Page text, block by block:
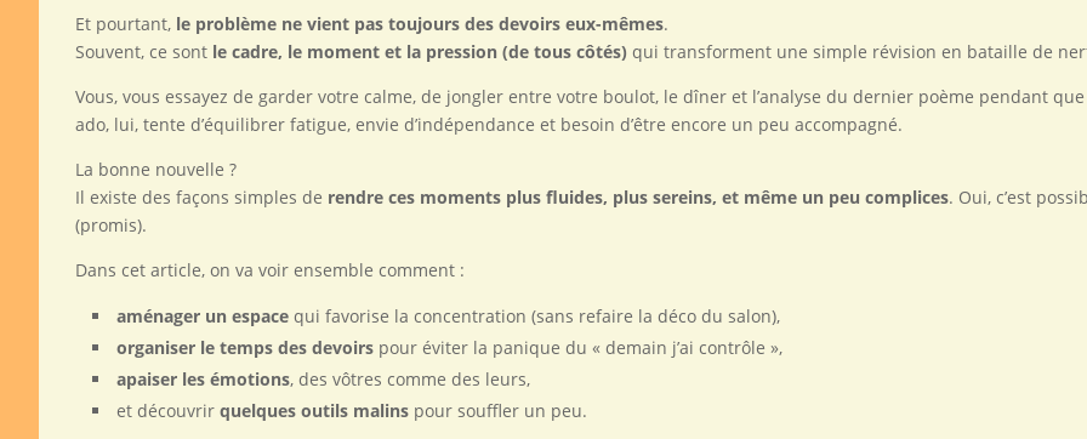
Et pourtant, le problème ne vient pas toujours des devoirs eux-mêmes.
Souvent, ce sont le cadre, le moment et la pression (de tous côtés) qui transforment une simple révision en bataille de
Vous, vous essayez de garder votre calme, de jongler entre votre boulot, le dîner et l’analyse du dernier poème pendant
ado, lui, tente d’équilibrer fatigue, envie d’indépendance et besoin d’être encore un peu accompagné.
La bonne nouvelle ?
Il existe des façons simples de rendre ces moments plus fluides, plus sereins, et même un peu complices. Oui, c’est
(promis).
Dans cet article, on va voir ensemble comment :
aménager un espace qui favorise la concentration (sans refaire la déco du salon),
organiser le temps des devoirs pour éviter la panique du « demain j’ai contrôle »,
apaiser les émotions, des vôtres comme des leurs,
et découvrir quelques outils malins pour souffler un peu.